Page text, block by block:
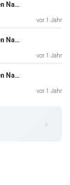
Die NHL Resultate der vergangenen Nacht (2025-06-27)
vor 1 Jahr
Die NHL Resultate der vergangenen Nacht (2025-06-26)
vor 1 Jahr
Die NHL Resultate der vergangenen Nacht (2025-06-25)
vor 1 Jahr